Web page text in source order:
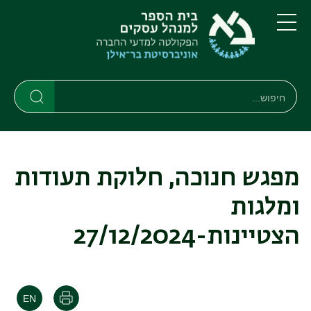
דילוג
לתוכן
העיקרי
דילוג
לתפריט
ניווט
ראשי
תפריט
חיפוש
חיפוש
מפגש חנוכה, חלוקת תעודות
ומלגות
הצטיינות-27/12/2024